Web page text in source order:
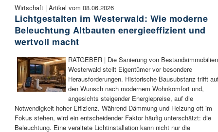
Wirtschaft | Artikel vom 08.06.2026
Lichtgestalten im Westerwald: Wie moderne
Beleuchtung Altbauten energieeffizient und
wertvoll macht
RATGEBER | Die Sanierung von
Westerwald stellt Eigentümer vor besondere
Herausforderungen. Historische Bausubstanz trifft
den Wunsch nach modernem Wohnkomfort und,
angesichts steigender Energiepreise, auf die
Notwendigkeit hoher Effizienz. Während Dämmung und Heizung oft im
Fokus stehen, wird ein entscheidender Faktor häufig unterschätzt: die
Beleuchtung. Eine veraltete Lichtinstallation kann nicht nur die